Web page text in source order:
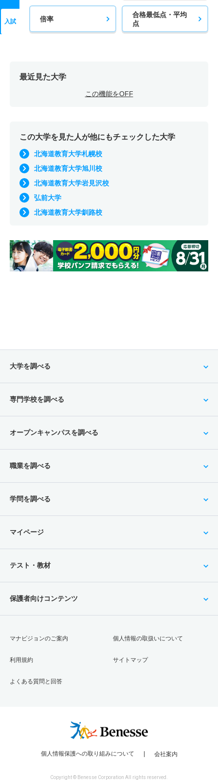
入試 倍率
合格最低点・平均
点
最近見た大学
この機能をOFF
この大学を見た人が他にもチェックした大学
北海道教育大学札幌校
北海道教育大学旭川校
北海道教育大学岩見沢校
弘前大学
北海道教育大学釧路校
大学を調べる
専門学校を調べる
オープンキャンパスを調べる
職業を調べる
学問を調べる
マイページ
テスト・教材
保護者向けコンテンツ
マナビジョンのご案内
利用規約
よくある質問と回答
個人情報の取扱いについて
サイトマップ
個人情報保護への取り組みについて 会社案内
Copyright © Benesse Corporation All rights reserved.